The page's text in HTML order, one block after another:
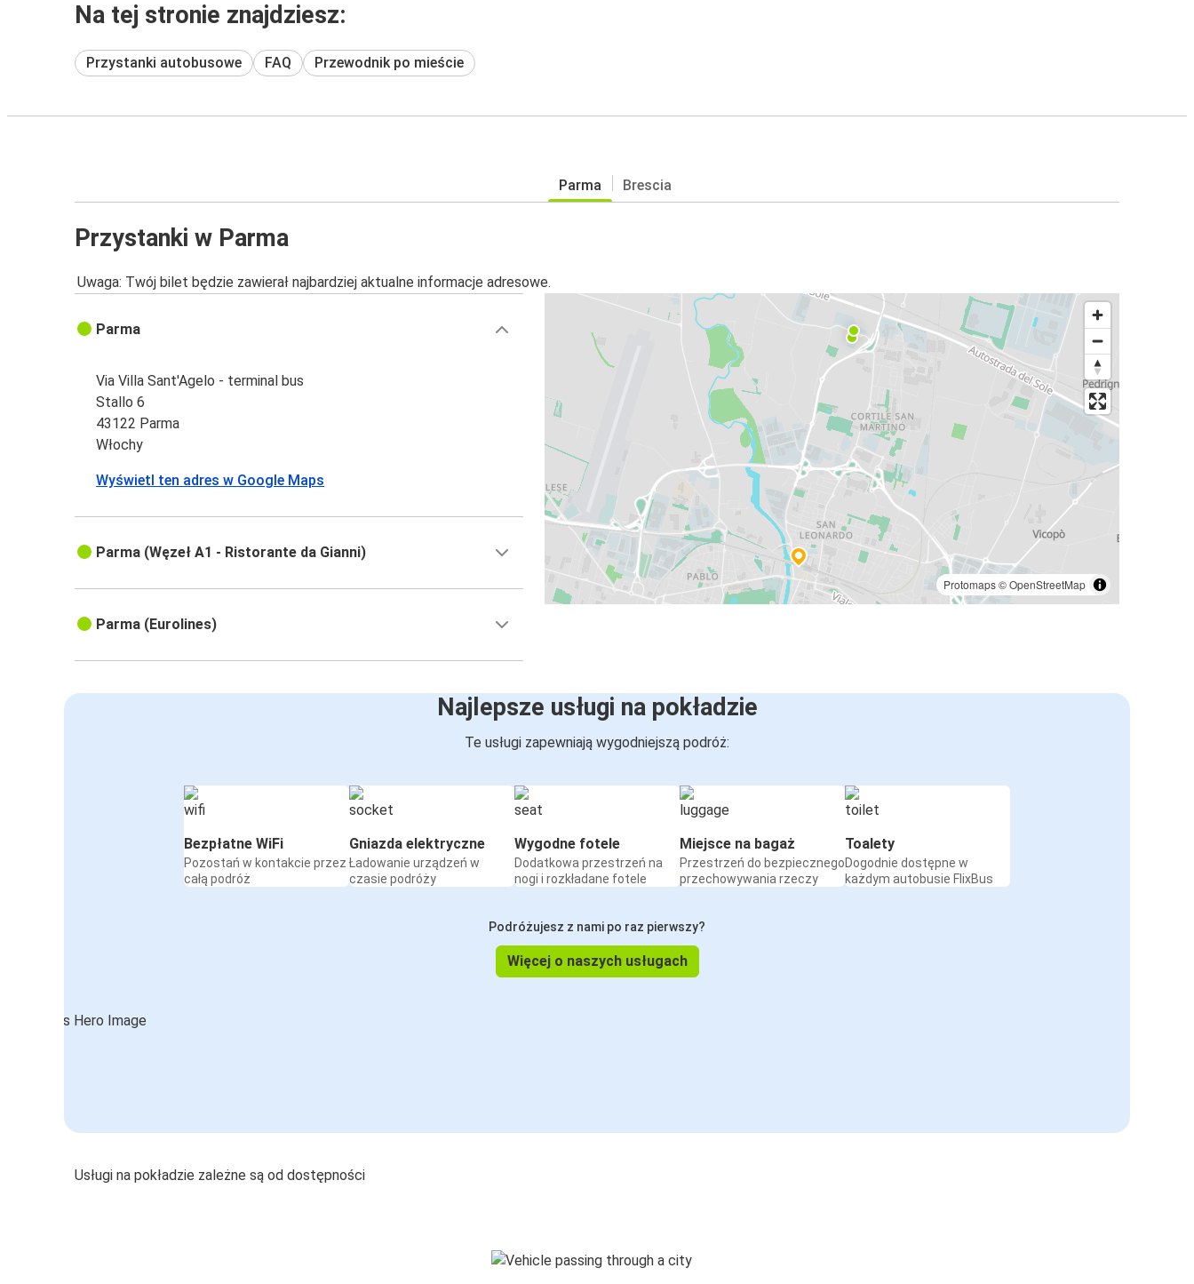
Na tej stronie znajdziesz:
Przystanki autobusowe FAQ Przewodnik po mieście
Parma Brescia
Przystanki w Parma
Uwaga: Twój bilet będzie zawierał najbardziej aktualne informacje adresowe.
Protomaps©OpenStreetMap
Parma
Via Villa Sant'Agelo - terminal bus
Stallo 6
43122 Parma
Włochy
Wyświetl ten adres w Google Maps
Parma (Węzeł A1 - Ristorante da Gianni)
Parma (Eurolines)
Najlepsze usługi na pokładzie
Te usługi zapewniają wygodniejszą podróż:
Bezpłatne WiFi
Pozostań w kontakcie przez
całą podróż
Gniazda elektryczne
Ładowanie urządzeń w
czasie podróży
Wygodne fotele
Dodatkowa przestrzeń na
nogi i rozkładane fotele
Miejsce na bagaż
Przestrzeń do bezpiecznego
przechowywania rzeczy
Toalety
Dogodnie dostępne w
każdym autobusie FlixBus
Podróżujesz z nami po raz pierwszy?
Więcej o naszych usługach
Usługi na pokładzie zależne są od dostępności